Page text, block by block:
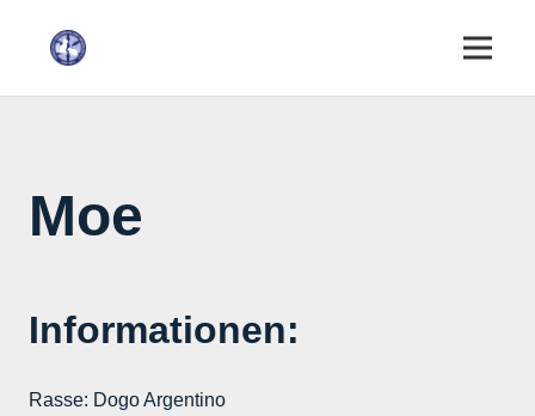
Moe
Informationen:
Rasse: Dogo Argentino